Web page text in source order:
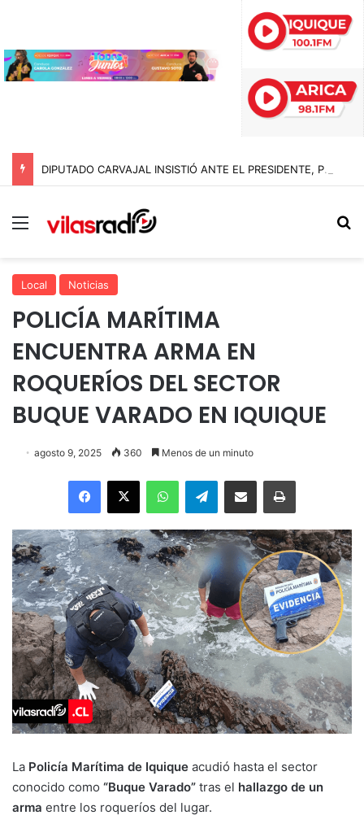
DIPUTADO CARVAJAL INSISTIÓ ANTE EL PRESIDENTE, PERO EL 10 DE AGOSTO NO SERÁ FERIADO ESTE AÑO
Menú
Local Noticias
POLICÍA MARÍTIMA
ENCUENTRA ARMA EN
ROQUERÍOS DEL SECTOR
BUQUE VARADO EN IQUIQUE
agosto 9, 2025 360 Menos de un minuto
Facebook
X WhatsAppTelegramEnviar vía email Imprimir
La Policía Marítima de Iquique acudió hasta el sector
conocido como “Buque Varado” tras el hallazgo de un
arma entre los roqueríos del lugar.